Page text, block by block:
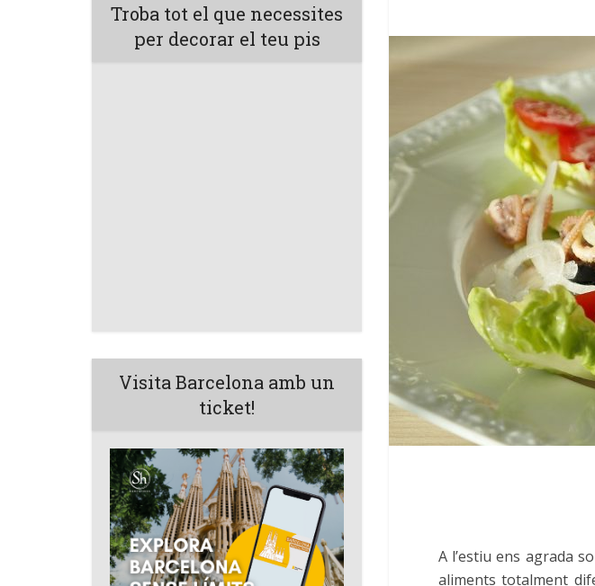
Troba tot el que necessites
per decorar el teu pis
Visita Barcelona amb un
ticket!
A l’estiu ens agrada
aliments totalment